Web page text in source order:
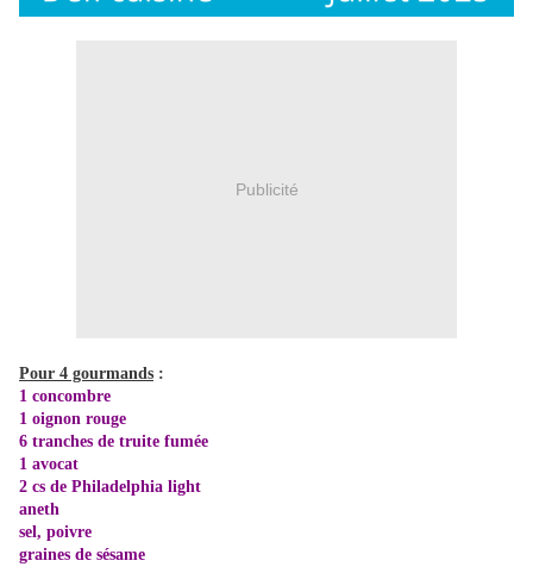
Publicité
Pour 4 gourmands :
1 concombre
1 oignon rouge
6 tranches de truite fumée
1 avocat
2 cs de Philadelphia light
aneth
sel, poivre
graines de sésame